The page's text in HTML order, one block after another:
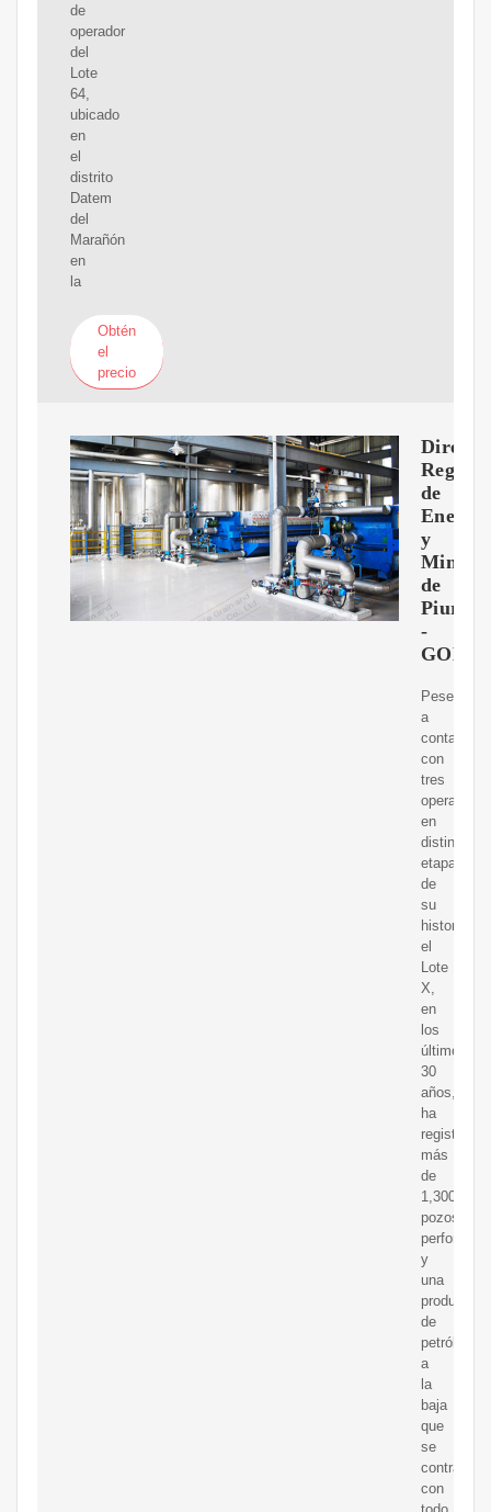
de
operador
del
Lote
64,
ubicado
en
el
distrito
Datem
del
Marañón
en
la
Obtén
el
precio
de
Energía
y
Minas
de
Piura
-
Pese
a
contar
con
tres
operadores
en
distintas
etapas
de
su
historia,
el
Lote
X,
en
los
últimos
30
años,
ha
registrado
más
de
1,300
pozos
perforados
y
una
producción
de
petróleo
a
la
baja
que
se
contradice
con